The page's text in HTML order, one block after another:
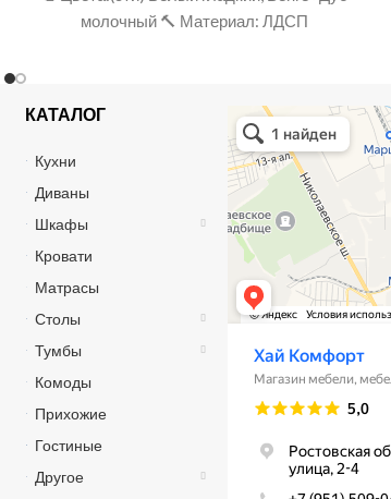
молочный 🔨 Материал: ЛДСП
КАТАЛОГ
Кухни
Диваны
Шкафы
Кровати
Матрасы
Столы
Тумбы
Комоды
Прихожие
Гостиные
Другое
Хай Комфорт
Магазин мебели в
Мебель для кухни в